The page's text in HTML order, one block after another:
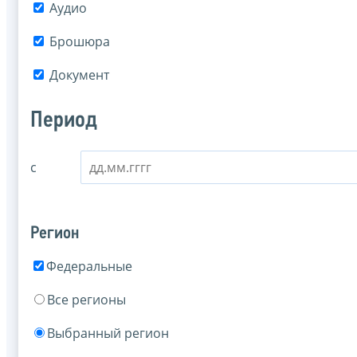
Аудио
Брошюра
Документ
Период
с
Регион
Федеральные
Все регионы
Выбранный регион